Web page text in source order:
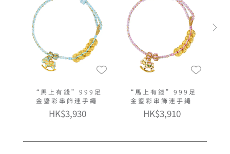
“馬上有錢”999足
金鎏彩串飾連手繩
HK$3,930
“馬上有錢”999足
金鎏彩串飾連手繩
HK$3,910